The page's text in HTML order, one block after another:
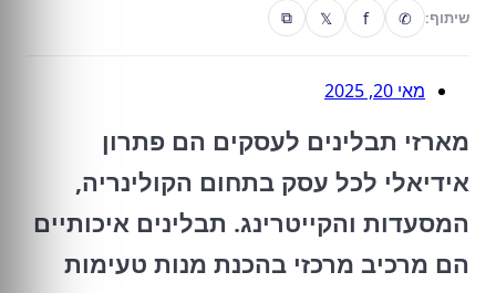
שיתוף: ✆
f
𝕏
⧉
מאי 20, 2025
מארזי תבלינים לעסקים הם פתרון
אידיאלי לכל עסק בתחום הקולינריה,
המסעדות והקייטרינג. תבלינים איכותיים
הם מרכיב מרכזי בהכנת מנות טעימות